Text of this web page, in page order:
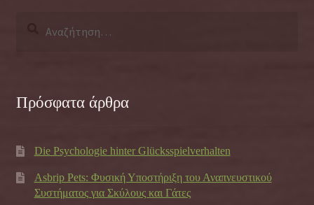
Πρόσφατα άρθρα
Die Psychologie hinter Glücksspielverhalten
Asbrip Pets: Φυσική Υποστήριξη του Αναπνευστικού
Συστήματος για Σκύλους και Γάτες